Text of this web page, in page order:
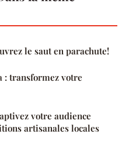
le saut en parachute!
: transformez votre
votre audience
artisanales locales